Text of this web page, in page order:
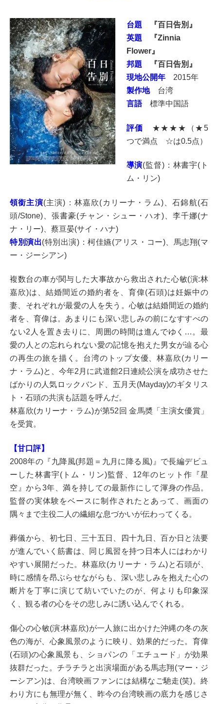
台題 『百日告別』
英題 『Zinnia
Flower』
邦題 『百日告別』
現地公開年2015年
製作地台湾
言語標準中国語
評価
★★★★（★5
つで満点 ☆は0.5点）
導演(監督)：林書宇(ト
ム・リン)
領銜主演(主演)：林嘉欣(カリーナ・ラム)、石錦航(石
頭/Stone)、 張書豪(チャン・シュー・ハオ)、李千娜(ナ
ナ・リー)、蔡亘晏(サイ・ハナ)
特別演出(特別出演)：柯佳嬿(アリス・コー)、馬志翔(マ
ー・ジーシアン)
複数台の車が関与した大事故から救出された心敏(演:林
嘉欣)は、結婚間近の婚約者を、育偉(石頭)は妊娠中の
妻、それぞれが最愛の人を失う。心敏は結婚間近の婚約
者を、育偉は。あまりにも深い悲しみの前になすすべの
ない2人を置き去りに、周囲の時間は進んでゆく…。最
愛の人との忘れられない愛の記憶を抱えた男女が辿る心
の再生の旅を描く。台湾のトップ女優、林嘉欣(カリー
ナ・ラム)と、今年2月に武道館2日連続公演を成功させた
ばかりの人気ロックバンド、五月天(Mayday)のギタリス
ト・石頭の共演も話題を呼んだ。
林嘉欣(カリーナ・ラム)が第52回 金馬奬「主演女優賞」
を受賞。
【甘口評】
2008年の『九降風(邦題＝九月に降る風)』で長編デビュ
ーした林書宇(トム・リン)監督、12年のヒット作『星
空』から3年、満を持しての最新作にして渾身の作品。
監督の実体験をベースに制作されたとあって、画面の
隅々まで主役二人の繊細な息づかいが伝わってくる。
葬儀から、初七日、三十五日、四十九日、百か日と法要
が進んでいく筋書は、同じ風習を持つ日本人にはわかり
やすい展開だった。林嘉欣(カリーナ・ラム)と石頭が、
時に感情を昂ぶらせながらも、深い悲しみを抱えた心の
断片を丁寧に演じて紡いでいたのが、何よりも印象深
く、観る者の心をその悲しみに誘い込んでくれる。
傷心の心敏(演:林嘉欣)が一人旅に出かけた沖縄の冬の灰
色の海が、心象風景のように映り、効果的だった。育偉
(石頭)の心象風景も、ショパンの「エチュード」が効果
抜群だった。チラチラと出演場面がある馬志翔(マー・ジ
ーシアン)は、台湾映画ファンには結構なご馳走(笑)。終
わり方にも無理が無く、昨今の台湾映画の底力を感じさ